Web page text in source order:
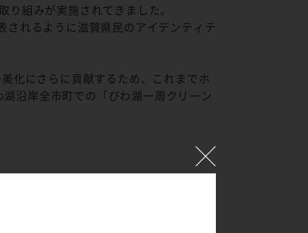
組みが実施されてきました。
れるように滋賀県民のアイデンティテ
化にさらに貢献するため、これまでホ
沿岸全市町での「びわ湖一周クリーン